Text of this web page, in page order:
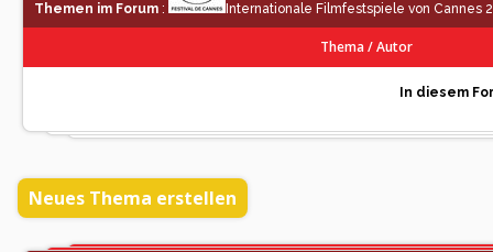
Themen im Forum : Internationale Filmfestspiele von Cannes
Thema/Autor
In diesem
Neues Thema erstellen